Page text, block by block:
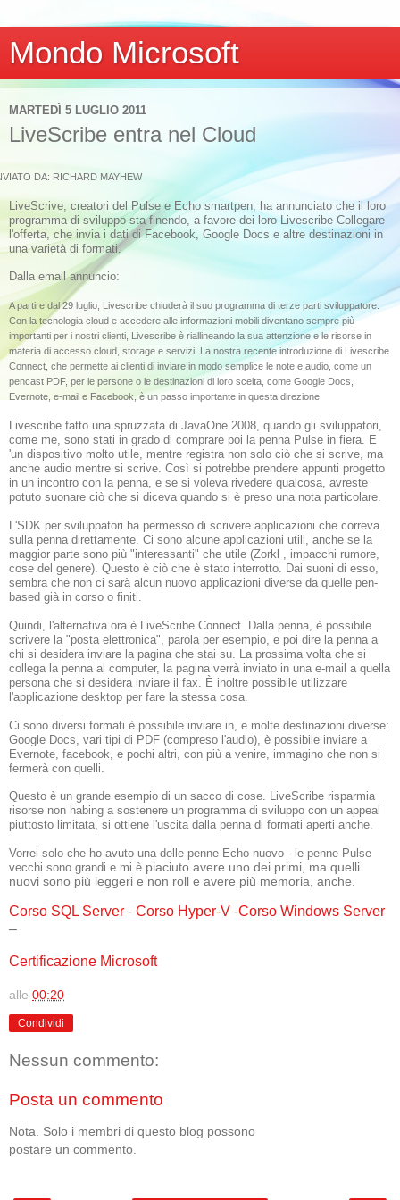
Mondo Microsoft
MARTEDÌ 5 LUGLIO 2011
LiveScribe entra nel Cloud
DA: RICHARD MAYHEW
LiveScrive , creatori del Pulsee Echo smartpen, ha annunciato che il loro
programma di sviluppo sta finendo, a favore dei loro Livescribe Collegare
l'offerta, che invia i dati di Facebook, Google Docs e altre destinazioni in
una varietà di formati.
Dalla email annuncio:
A partire dal 29 luglio, Livescribe chiuderà il suo programma di terze parti sviluppatore.
Con la tecnologia cloud e accedere alle informazioni mobili diventano sempre più
importanti per i nostri clienti, Livescribe è riallineando la sua attenzione e le risorse in
materia di accesso cloud, storage e servizi.
La nostra recente introduzione di Livescribe
Connect, che permette ai clienti di inviare in modo semplice le note e audio, come un
pencast PDF, per le persone o le destinazioni di loro scelta, come Google Docs,
Evernote, e-mail e Facebook, è un passo importante in questa direzione.
Livescribe fatto una spruzzata di JavaOne 2008, quando gli sviluppatori,
come me, sono stati in grado di comprare poi la penna Pulse in fiera. E
'un dispositivo molto utile, mentre registra non solo ciò che si scrive, ma
anche audio mentre si scrive. Così si potrebbe prendere appunti progetto
in un incontro con la penna, e se si voleva rivedere qualcosa, avreste
potuto suonare ciò che si diceva quando si è preso una nota particolare.
L'SDK per sviluppatori ha permesso di scrivere applicazioni che correva
sulla penna direttamente. Ci sono alcune applicazioni utili, anche se la
maggior parte sono più "interessanti" che utile (Zorkl
, impacchi rumore,
cose del genere). Questo è ciò che è stato interrotto.
Dai suoni di esso,
sembra che non ci sarà alcun nuovo applicazioni diverse da quelle pen-
based già in corso o finiti.
Quindi, l'alternativa ora è LiveScribe Connect. Dalla penna, è possibile
scrivere la "posta elettronica", parola per esempio, e poi dire la penna a
chi si desidera inviare la pagina che stai su. La prossima volta che si
collega la penna al computer, la pagina verrà inviato in una e-mail a quella
persona che si desidera inviare il fax.
È inoltre possibile utilizzare
l'applicazione desktop per fare la stessa cosa.
Ci sono diversi formati è possibile inviare in, e molte destinazioni diverse:
Google Docs, vari tipi di PDF (compreso l'audio), è possibile inviare a
Evernote, facebook, e pochi altri, con più a venire, immagino che non si
fermerà con quelli.
Questo è un grande esempio di un sacco di cose. LiveScribe risparmia
risorse non habing a sostenere un programma di sviluppo con un appeal
piuttosto limitata, si ottiene l'uscita dalla penna di formati aperti anche.
Vorrei solo che ho avuto una delle penne Echo nuovo - le penne Pulse
vecchi sono grandi e mi è piaciuto avere uno dei primi, ma quelli
nuovi sono più leggeri e non roll e avere più memoria, anche.
Corso SQL Server - Corso Hyper-V -Corso Windows Server
–
Certificazione Microsoft
alle 00:20
Condividi
Nessun commento:
Posta un commento
Nota. Solo i membri di questo blog possono
postare un commento.